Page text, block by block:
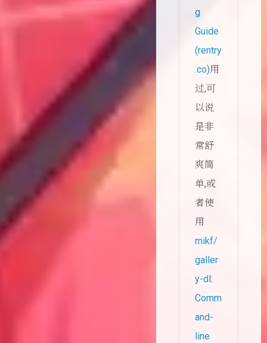
g
Guide
(rentry
.co)用
过,可
以说
是非
常舒
爽简
单,或
者使
用
mikf/
galler
y-dl:
Comm
and-
line